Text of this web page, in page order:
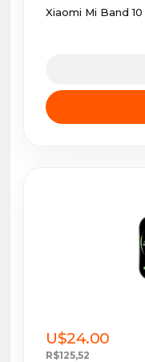
Xiaomi Mi Band
U$24.00
R$125,52